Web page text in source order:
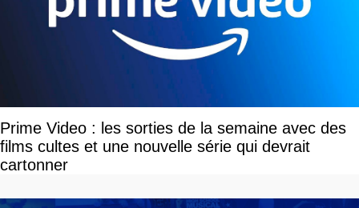
Prime Video : les sorties de la semaine avec des
films cultes et une nouvelle série qui devrait
cartonner